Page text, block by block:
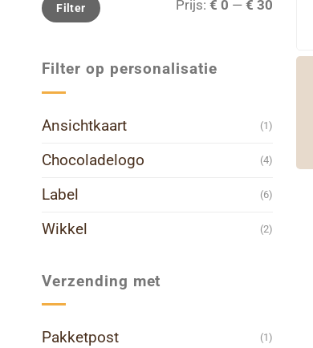
prijs
prijsFilter Prijs: € 0 — € 30
Filter op personalisatie
Ansichtkaart (1)
Chocoladelogo (4)
Label (6)
Wikkel (2)
Verzending met
Pakketpost (1)